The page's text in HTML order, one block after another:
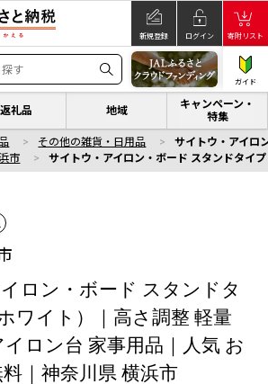
新規登録 ログイン 寄附リスト
ガイド
返礼品 地域
キャンペーン・
特集
その他の雑貨・日用品
サイトウ・アイロ
市 サイトウ・アイロン・ボード スタンドタイ
ロン・ボード スタンドタ
ワイト）｜高さ調整 軽量
ロン台 家事用品｜人気 お
｜神奈川県 横浜市